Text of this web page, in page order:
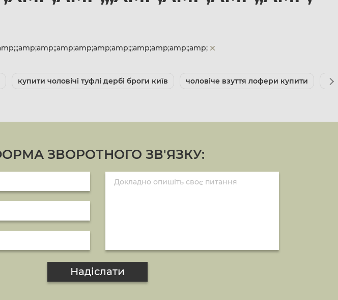
купити чоловічі туфлі дербі броги київ чоловіче взуття лофери купити
ЗВОРОТНОГО ЗВ'ЯЗКУ:
Надіслати